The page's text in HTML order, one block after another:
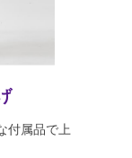
付属品で上